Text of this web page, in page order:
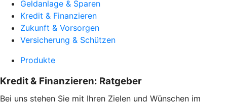
Geldanlage & Sparen
Kredit & Finanzieren
Zukunft & Vorsorgen
Versicherung & Schützen
Produkte
Kredit & Finanzieren: Ratgeber
Bei uns stehen Sie mit Ihren Zielen und Wünschen im